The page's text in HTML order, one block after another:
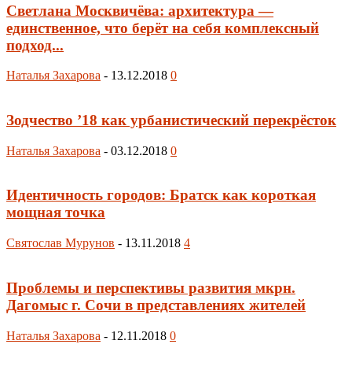
Светлана Москвичёва: архитектура —
единственное, что берёт на себя комплексный
подход...
Наталья Захарова - 13.12.2018 0
Зодчество ’18 как урбанистический перекрёсток
Наталья Захарова - 03.12.2018 0
Идентичность городов: Братск как короткая
мощная точка
Святослав Мурунов - 13.11.2018 4
Проблемы и перспективы развития мкрн.
Дагомыс г. Сочи в представлениях жителей
Наталья Захарова - 12.11.2018 0